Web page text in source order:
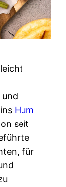
und
Hum
seit
für